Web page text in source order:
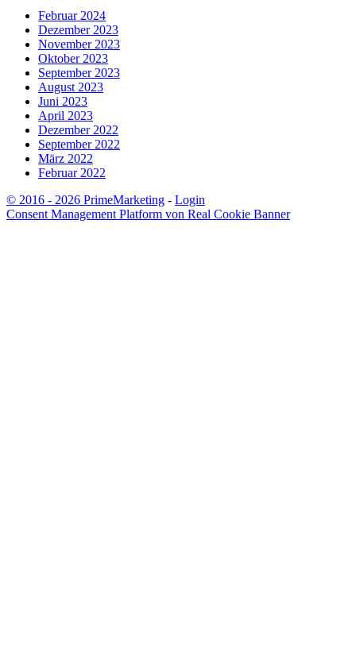
Februar 2024
Dezember 2023
November 2023
Oktober 2023
September 2023
August 2023
Juni 2023
April 2023
Dezember 2022
September 2022
März 2022
Februar 2022
© 2016 - 2026 PrimeMarketing - Login
Consent Management Platform von Real Cookie Banner